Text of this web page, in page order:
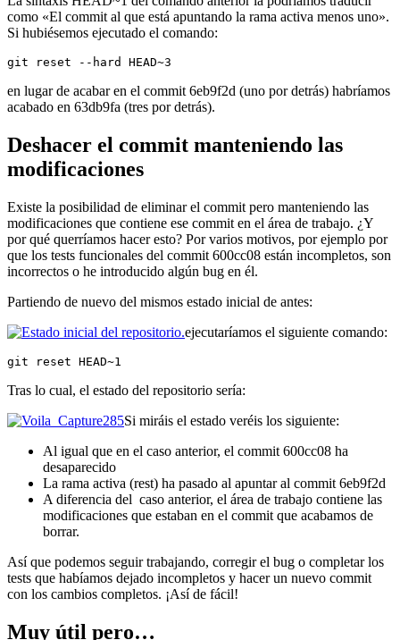
como «El commit al que está apuntando la rama activa menos uno».
Si hubiésemos ejecutado el comando:
git reset --hard HEAD~3
en lugar de acabar en el commit 6eb9f2d (uno por detrás) habríamos
acabado en 63db9fa (tres por detrás).
Deshacer el commit manteniendo las
modificaciones
Existe la posibilidad de eliminar el commit pero manteniendo las
modificaciones que contiene ese commit en el área de trabajo. ¿Y
por qué querríamos hacer esto? Por varios motivos, por ejemplo por
que los tests funcionales del commit 600cc08 están incompletos, son
incorrectos o he introducido algún bug en él.
Partiendo de nuevo del mismos estado inicial de antes:
ejecutaríamos el siguiente comando:
git reset HEAD~1
Tras lo cual, el estado del repositorio sería:
Si miráis el estado veréis los siguiente:
Al igual que en el caso anterior, el commit 600cc08 ha
desaparecido
La rama activa (rest) ha pasado al apuntar al commit 6eb9f2d
A diferencia del caso anterior, el área de trabajo contiene las
modificaciones que estaban en el commit que acabamos de
borrar.
Así que podemos seguir trabajando, corregir el bug o completar los
tests que habíamos dejado incompletos y hacer un nuevo commit
con los cambios completos. ¡Así de fácil!
Muy útil pero…